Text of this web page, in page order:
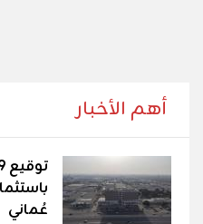
أهم الأخبار
عُماني